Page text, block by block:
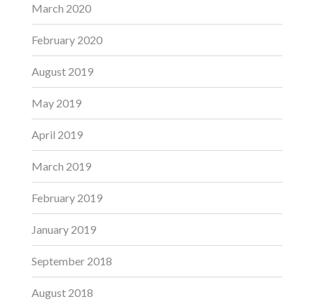
March 2020
February 2020
August 2019
May 2019
April 2019
March 2019
February 2019
January 2019
September 2018
August 2018